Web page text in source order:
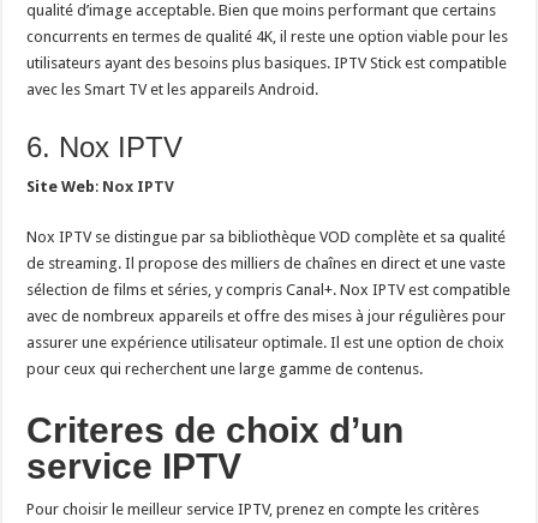
qualité d’image acceptable. Bien que moins performant que certains
concurrents en termes de qualité 4K, il reste une option viable pour les
utilisateurs ayant des besoins plus basiques. IPTV Stick est compatible
avec les Smart TV et les appareils Android.
6. Nox IPTV
Site Web: Nox IPTV
Nox IPTV se distingue par sa bibliothèque VOD complète et sa qualité
de streaming. Il propose des milliers de chaînes en direct et une vaste
sélection de films et séries, y compris Canal+. Nox IPTV est compatible
avec de nombreux appareils et offre des mises à jour régulières pour
assurer une expérience utilisateur optimale. Il est une option de choix
pour ceux qui recherchent une large gamme de contenus.
Criteres de choix d’un
service IPTV
Pour choisir le meilleur service IPTV, prenez en compte les critères